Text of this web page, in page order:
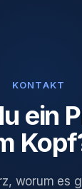
KONTAKT
ein
worum es